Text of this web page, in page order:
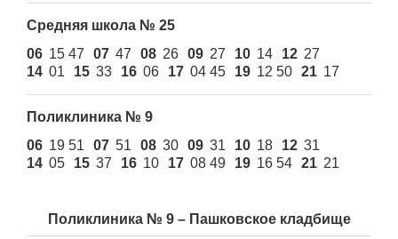
Средняя школа № 25
06 15 47 07 47 08 26 09 27 10 14 12 27
14 01 15 33 16 06 17 04 45 19 12 50 21 17
Поликлиника № 9
06 19 51 07 51 08 30 09 31 10 18 12 31
14 05 15 37 16 10 17 08 49 19 16 54 21 21
Поликлиника № 9 – Пашковское кладбище